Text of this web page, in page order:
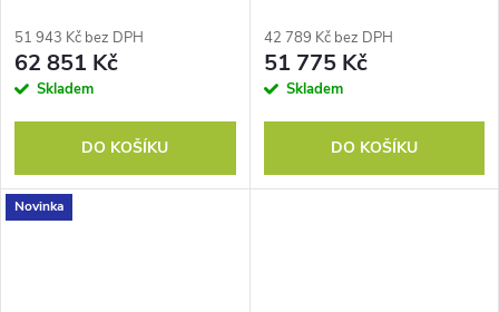
51 943 Kč bez DPH
62 851 Kč
Skladem
DO KOŠÍKU
42 789 Kč bez DPH
51 775 Kč
Skladem
DO KOŠÍKU
Novinka